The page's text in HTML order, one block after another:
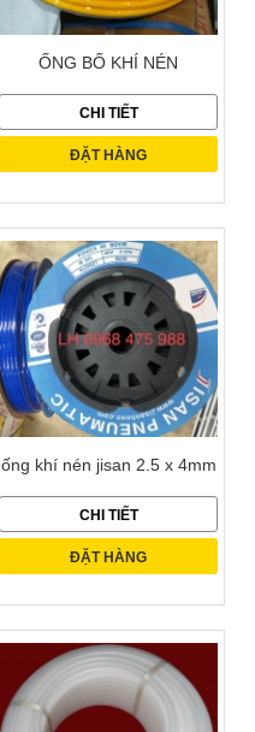
ỐNG BỐ KHÍ NÉN
CHI TIẾT
ĐẶT HÀNG
ống khí nén jisan 2.5 x 4mm
CHI TIẾT
ĐẶT HÀNG